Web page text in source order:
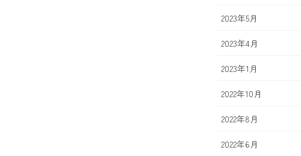
2023年5月
2023年4月
2023年1月
2022年10月
2022年8月
2022年6月